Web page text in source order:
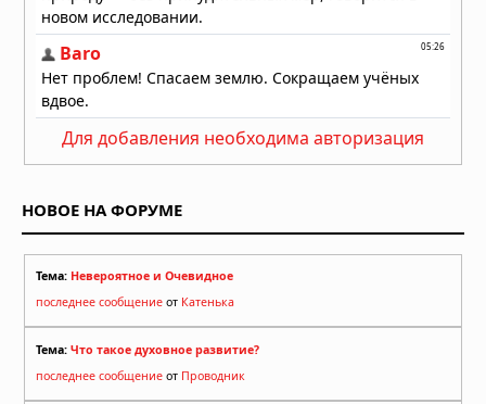
Для добавления необходима авторизация
НОВОЕ НА ФОРУМЕ
Тема: Невероятное и Очевидное
последнее сообщение от Катенька
Тема: Что такое духовное развитие?
последнее сообщение от Проводник